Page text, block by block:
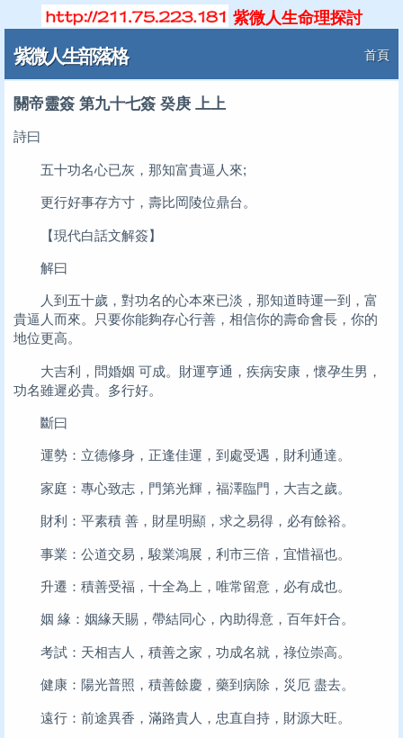
紫微人生命理探討
紫微人生部落格 首頁
關帝靈簽 第九十七簽 癸庚 上上
詩曰
五十功名心已灰，那知富貴逼人來;
更行好事存方寸，壽比岡陵位鼎台。
【現代白話文解簽】
解曰
人到五十歲，對功名的心本來已淡，那知道時運一到，富
貴逼人而來。只要你能夠存心行善，相信你的壽命會長，你的
地位更高。
大吉利，問婚姻 可成。財運亨通，疾病安康，懷孕生男，
功名雖遲必貴。多行好。
斷曰
運勢：立德修身，正逢佳運，到處受遇，財利通達。
家庭：專心致志，門第光輝，福澤臨門，大吉之歲。
財利：平素積 善，財星明顯，求之易得，必有餘裕。
事業：公道交易，駿業鴻展，利市三倍，宜惜福也。
升遷：積善受福，十全為上，唯常留意，必有成也。
姻 緣：姻緣天賜，帶結同心，內助得意，百年奸合。
考試：天相吉人，積善之家，功成名就，祿位崇高。
健康：陽光普照，積善餘慶，藥到病除，災厄 盡去。
遠行：前途異香，滿路貴人，忠直自持，財源大旺。